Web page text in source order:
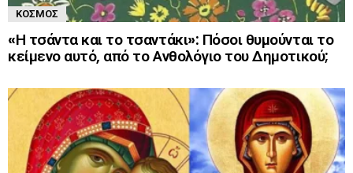
ΚΌΣΜΟΣ
«Η τσάντα και το τσαντάκι»: Πόσοι θυμούνται το
κείμενο αυτό, από το Ανθολόγιο του Δημοτικού;